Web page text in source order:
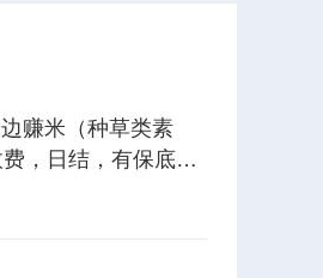
赚米（种草类素
，日结，有保底。